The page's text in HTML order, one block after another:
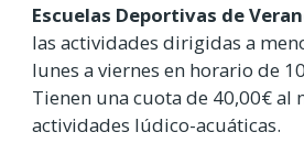
Escuelas Deportivas de
las actividades dirigidas a
lunes a viernes en horario de
Tienen una cuota de 40,00€ al
actividades lúdico-acuáticas.